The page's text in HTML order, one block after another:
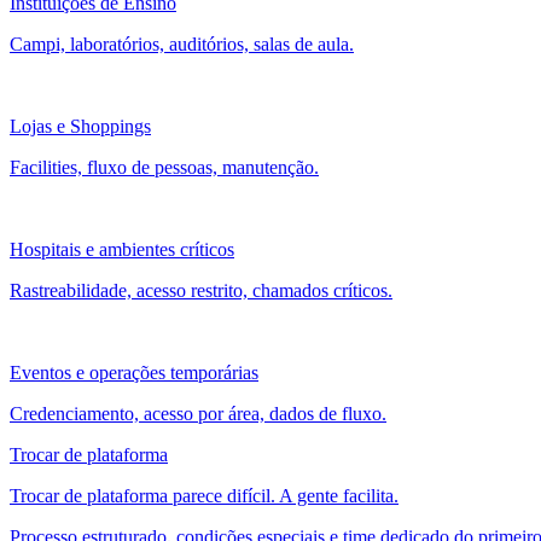
Campi, laboratórios, auditórios, salas de aula.
Lojas e Shoppings
Facilities, fluxo de pessoas, manutenção.
Hospitais e ambientes críticos
Rastreabilidade, acesso restrito, chamados críticos.
Eventos e operações temporárias
Credenciamento, acesso por área, dados de fluxo.
Trocar de plataforma
Trocar de plataforma parece difícil. A gente facilita.
Processo estruturado, condições especiais e time dedicado do